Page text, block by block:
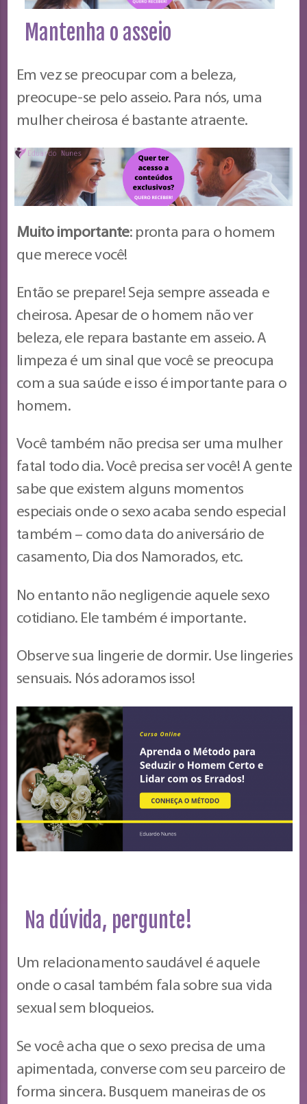
Mantenha o asseio
Em vez se preocupar com a beleza,
preocupe-se pelo asseio. Para nós, uma
mulher cheirosa é bastante atraente.
Muito importante: pronta para o homem
que merece você!
Então se prepare! Seja sempre asseada e
cheirosa. Apesar de o homem não ver
beleza, ele repara bastante em asseio. A
limpeza é um sinal que você se preocupa
com a sua saúde e isso é importante para o
homem.
Você também não precisa ser uma mulher
fatal todo dia. Você precisa ser você! A gente
sabe que existem alguns momentos
especiais onde o sexo acaba sendo especial
também – como data do aniversário de
casamento, Dia dos Namorados, etc.
No entanto não negligencie aquele sexo
cotidiano. Ele também é importante.
Observe sua lingerie de dormir. Use lingeries
sensuais. Nós adoramos isso!
Na dúvida, pergunte!
Um relacionamento saudável é aquele
onde o casal também fala sobre sua vida
sexual sem bloqueios.
Se você acha que o sexo precisa de uma
apimentada, converse com seu parceiro de
forma sincera. Busquem maneiras de os